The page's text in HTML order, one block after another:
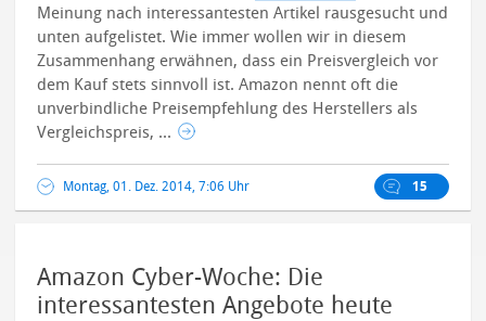
Meinung nach interessantesten Artikel rausgesucht und
unten aufgelistet.Wie immer wollen wir in diesem
Zusammenhang erwähnen, dass ein Preisvergleich vor
dem Kauf stets sinnvoll ist. Amazon nennt oft die
unverbindliche Preisempfehlung des Herstellers als
Vergleichspreis, ...
Montag, 01. Dez. 2014, 7:06 Uhr 15
Amazon Cyber-Woche: Die
interessantesten Angebote heute